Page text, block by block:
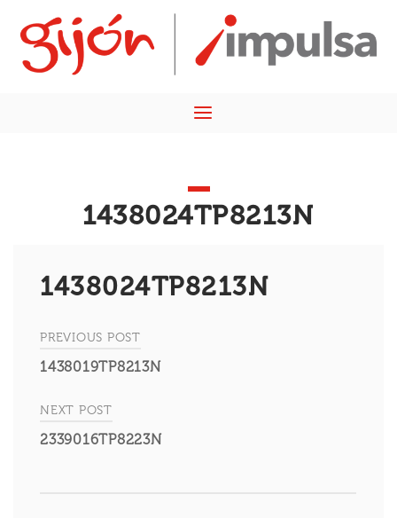
content
Home
Menu
1438024TP8213N
1438024TP8213N
Navegación
entradas
PREVIOUS POST
1438019TP8213N
NEXT POST
2339016TP8223N